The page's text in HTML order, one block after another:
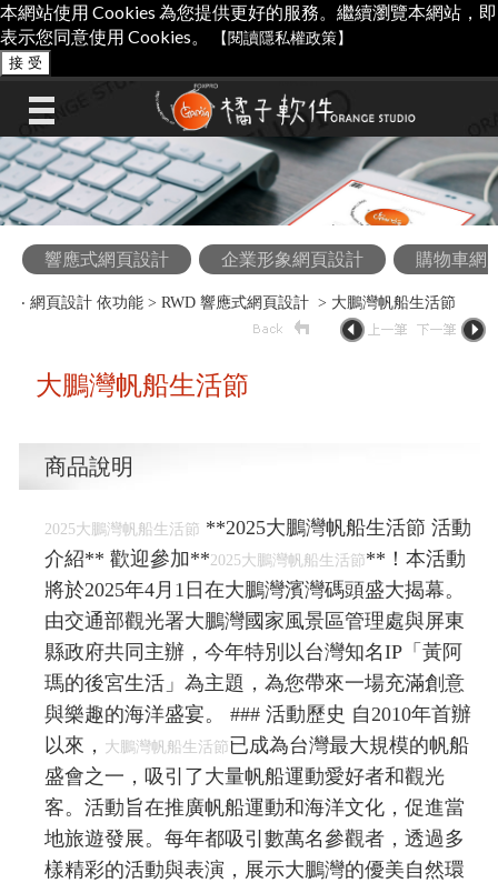
本網站使用 Cookies 為您提供更好的服務。繼續瀏覽本網站，即
表示您同意使用 Cookies。
【閱讀隱私權政策】
接 受
響應式網頁設計 企業形象網頁設計 購物車網
‧ 網頁設計 依功能> RWD 響應式網頁設計 > 大鵬灣帆船生活節
大鵬灣帆船生活節
商品說明
2025大鵬灣帆船生活節 **2025大鵬灣帆船生活節 活動
介紹** 歡迎參加**2025大鵬灣帆船生活節**！本活動
將於2025年4月1日在大鵬灣濱灣碼頭盛大揭幕。
由交通部觀光署大鵬灣國家風景區管理處與屏東
縣政府共同主辦，今年特別以台灣知名IP「黃阿
瑪的後宮生活」為主題，為您帶來一場充滿創意
與樂趣的海洋盛宴。 ### 活動歷史 自2010年首辦
以來， 大鵬灣帆船生活節已成為台灣最大規模的帆船
盛會之一，吸引了大量帆船運動愛好者和觀光
客。活動旨在推廣帆船運動和海洋文化，促進當
地旅遊發展。每年都吸引數萬名參觀者，透過多
樣精彩的活動與表演，展示大鵬灣的優美自然環